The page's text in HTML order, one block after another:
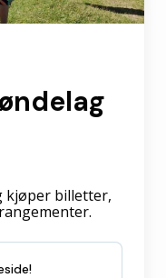
kjøper billetter,